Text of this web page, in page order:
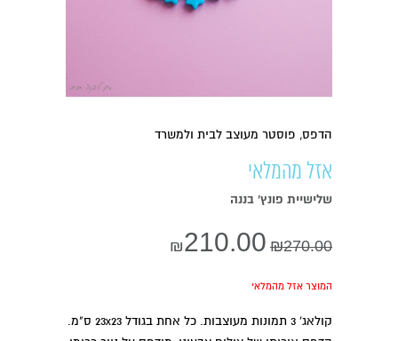
הדפס, פוסטר מעוצב לבית ולמשרד
אזל מהמלאי
שלישיית פונץ' בננה
₪270.00
₪210.00
המוצר אזל מהמלאי
קולאג' 3 תמונות מעוצבות. כל אחת בגודל 23x23 ס"מ.